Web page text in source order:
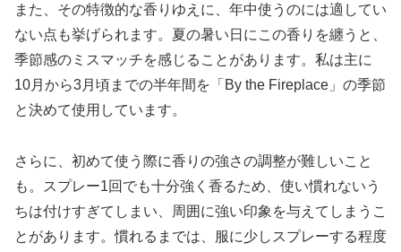
また、その特徴的な香りゆえに、年中使うのには適してい
ない点も挙げられます。夏の暑い日にこの香りを纏うと、
季節感のミスマッチを感じることがあります。私は主に
10月から3月頃までの半年間を「By the Fireplace」の季節
と決めて使用しています。
さらに、初めて使う際に香りの強さの調整が難しいこと
も。スプレー1回でも十分強く香るため、使い慣れないう
ちは付けすぎてしまい、周囲に強い印象を与えてしまうこ
とがあります。慣れるまでは、服に少しスプレーする程度